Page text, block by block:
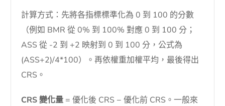
計算方式：先將各指標標準化為 0 到 100 的分數
（例如 BMR 從 0% 到 100% 對應 0 到 100 分；
ASS 從 -2 到 +2 映射到 0 到 100 分，公式為
(ASS+2)/4*100）。再依權重加權平均，最後得出
CRS。
CRS 變化量 = 優化後 CRS − 優化前 CRS。一般來